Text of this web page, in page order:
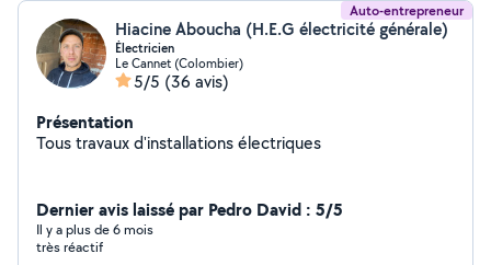
Auto-entrepreneur
Hiacine Aboucha (H.E.G électricité générale)
Électricien
Le Cannet (Colombier)
5/5 (36 avis)
Présentation
Tous travaux d'installations électriques
Dernier avis laissé par Pedro David : 5/5
Il y a plus de 6 mois
très réactif